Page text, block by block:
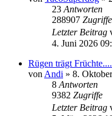
23 Antworten
288907 Zugriffe
Letzter Beitrag
4. Juni 2026
Rügen trägt
von Andi » 8.
8 Antworten
9382 Zugriffe
Letzter Beitrag